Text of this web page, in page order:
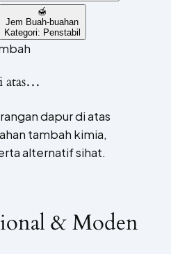
🍯
Jem Buah-buahan
Kategori: Penstabil
atas…
dapur di atas
tambah kimia,
alternatif sihat.
& Moden